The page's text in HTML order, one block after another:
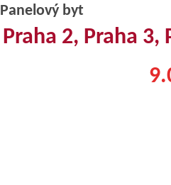
Panelový byt
Praha 2, Praha 3,